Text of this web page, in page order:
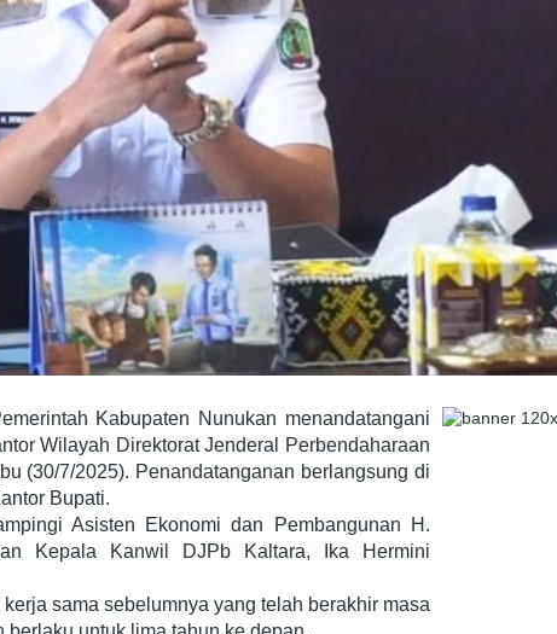
Kabupaten Nunukan menandatangani
Wilayah Direktorat Jenderal Perbendaharaan
(30/7/2025). Penandatanganan berlangsung di
Bupati.
Asisten Ekonomi dan Pembangunan H.
Kepala Kanwil DJPb Kaltara, Ika Hermini
sama sebelumnya yang telah berakhir masa